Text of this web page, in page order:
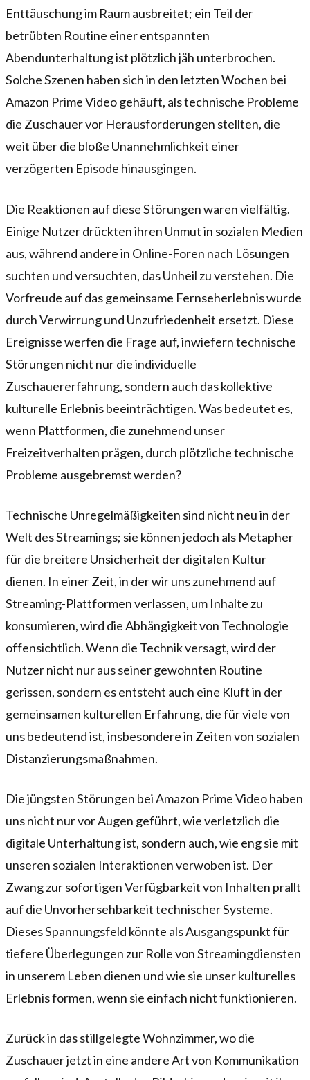
Enttäuschung im Raum ausbreitet; ein Teil der
betrübten Routine einer entspannten
Abendunterhaltung ist plötzlich jäh unterbrochen.
Solche Szenen haben sich in den letzten Wochen bei
Amazon Prime Video gehäuft, als technische Probleme
die Zuschauer vor Herausforderungen stellten, die
weit über die bloße Unannehmlichkeit einer
verzögerten Episode hinausgingen.
Die Reaktionen auf diese Störungen waren vielfältig.
Einige Nutzer drückten ihren Unmut in sozialen Medien
aus, während andere in Online-Foren nach Lösungen
suchten und versuchten, das Unheil zu verstehen. Die
Vorfreude auf das gemeinsame Fernseherlebnis wurde
durch Verwirrung und Unzufriedenheit ersetzt. Diese
Ereignisse werfen die Frage auf, inwiefern technische
Störungen nicht nur die individuelle
Zuschauererfahrung, sondern auch das kollektive
kulturelle Erlebnis beeinträchtigen. Was bedeutet es,
wenn Plattformen, die zunehmend unser
Freizeitverhalten prägen, durch plötzliche technische
Probleme ausgebremst werden?
Technische Unregelmäßigkeiten sind nicht neu in der
Welt des Streamings; sie können jedoch als Metapher
für die breitere Unsicherheit der digitalen Kultur
dienen. In einer Zeit, in der wir uns zunehmend auf
Streaming-Plattformen verlassen, um Inhalte zu
konsumieren, wird die Abhängigkeit von Technologie
offensichtlich. Wenn die Technik versagt, wird der
Nutzer nicht nur aus seiner gewohnten Routine
gerissen, sondern es entsteht auch eine Kluft in der
gemeinsamen kulturellen Erfahrung, die für viele von
uns bedeutend ist, insbesondere in Zeiten von sozialen
Distanzierungsmaßnahmen.
Die jüngsten Störungen bei Amazon Prime Video haben
uns nicht nur vor Augen geführt, wie verletzlich die
digitale Unterhaltung ist, sondern auch, wie eng sie mit
unseren sozialen Interaktionen verwoben ist. Der
Zwang zur sofortigen Verfügbarkeit von Inhalten prallt
auf die Unvorhersehbarkeit technischer Systeme.
Dieses Spannungsfeld könnte als Ausgangspunkt für
tiefere Überlegungen zur Rolle von Streamingdiensten
in unserem Leben dienen und wie sie unser kulturelles
Erlebnis formen, wenn sie einfach nicht funktionieren.
Zurück in das stillgelegte Wohnzimmer, wo die
Zuschauer jetzt in eine andere Art von Kommunikation